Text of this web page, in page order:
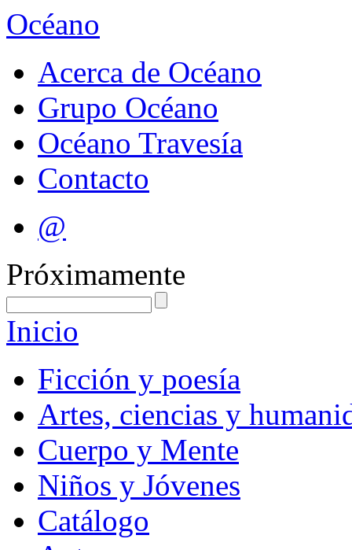
Océano
Acerca de Océano
Grupo Océano
Océano Travesía
Contacto
@
Próximamente
Inicio
Ficción y poesía
Artes, ciencias y
Cuerpo y Mente
Niños y Jóvenes
Catálogo